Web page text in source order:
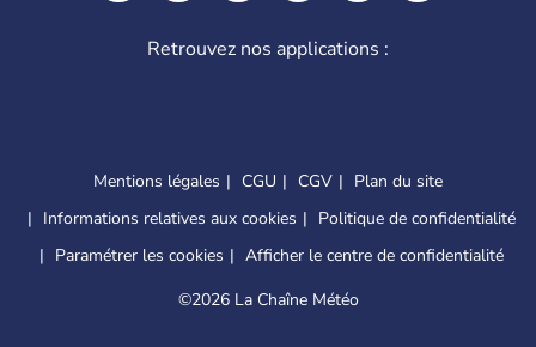
Retrouvez nos applications :
Mentions légales CGU CGV
Plan du site
Informations relatives aux cookies
Politique de confidentialité
Paramétrer les cookies
Afficher le centre de confidentialité
©2026 La Chaîne Météo